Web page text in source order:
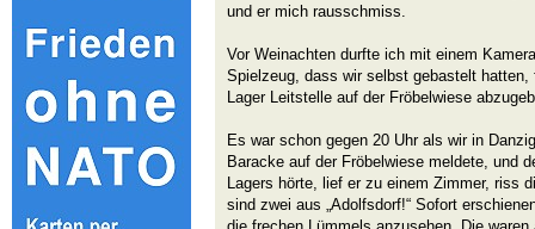
und er mich rausschmiss.
Vor Weinachten durfte ich mit einem
Spielzeug, dass wir selbst gebastelt hatten,
Lager Leitstelle auf der Fröbelwiese
Es war schon gegen 20 Uhr als wir in
Baracke auf der Fröbelwiese meldete, und
Lagers hörte, lief er zu einem Zimmer, riss
sind zwei aus „Adolfsdorf!“ Sofort